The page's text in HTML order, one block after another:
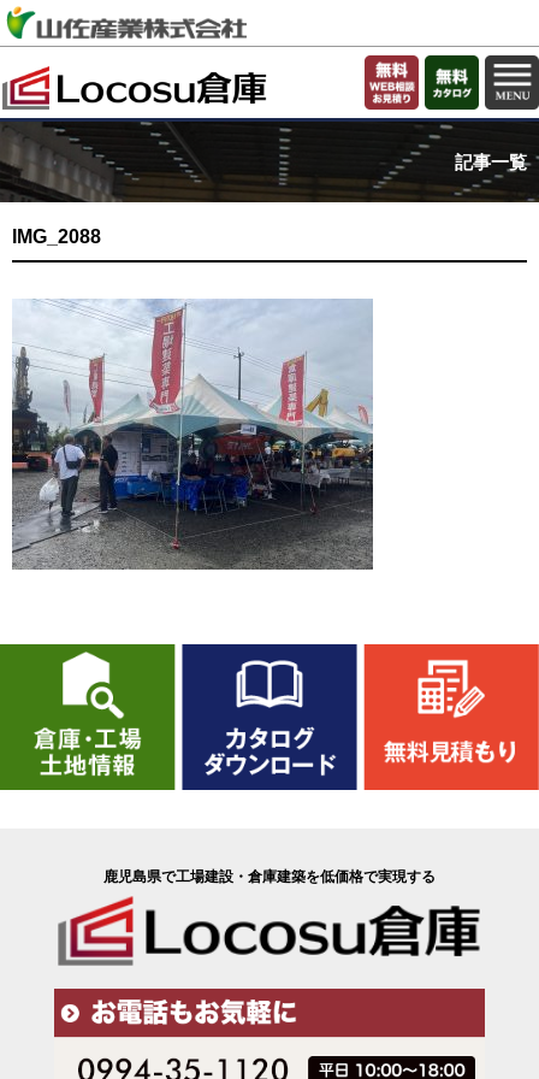
記事一覧
IMG_2088
鹿児島県で工場建設・倉庫建築を低価格で実現する